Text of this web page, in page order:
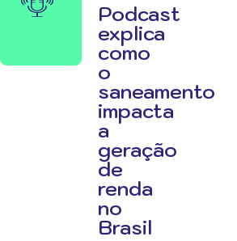
Podcast
explica
como
o
saneamento
impacta
a
geração
de
renda
no
Brasil